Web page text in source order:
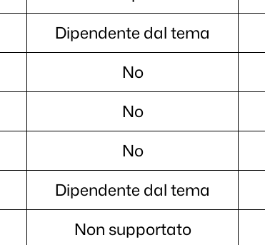
Dipendente dal tema
No
No
No
Dipendente dal tema
Non supportato